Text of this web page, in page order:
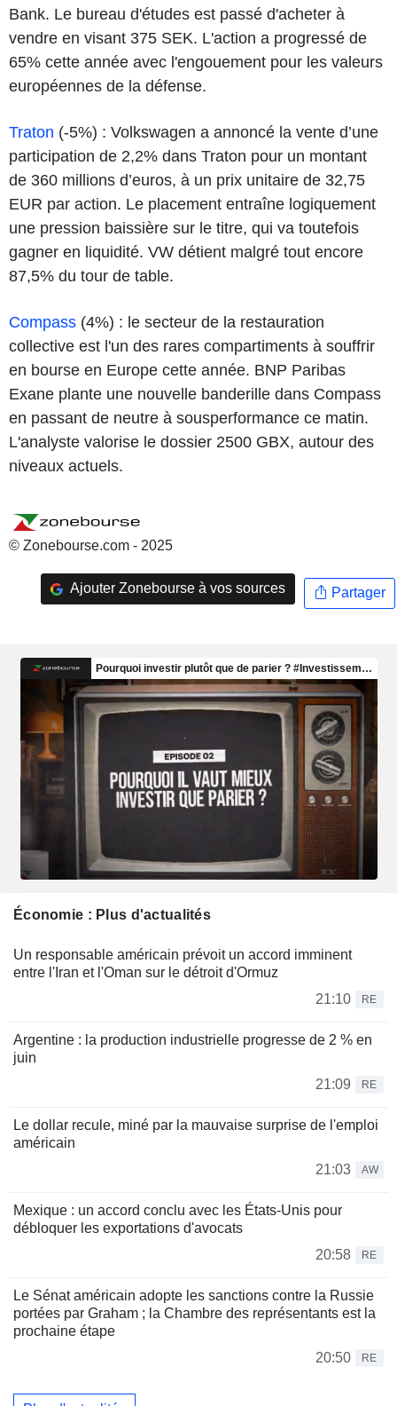
Bank. Le bureau d'études est passé d'acheter à
vendre en visant 375 SEK. L'action a progressé de
65% cette année avec l'engouement pour les valeurs
européennes de la défense.
Traton (-5%) : Volkswagen a annoncé la vente d’une
participation de 2,2% dans Traton pour un montant
de 360 millions d’euros, à un prix unitaire de 32,75
EUR par action. Le placement entraîne logiquement
une pression baissière sur le titre, qui va toutefois
gagner en liquidité. VW détient malgré tout encore
87,5% du tour de table.
Compass (4%) : le secteur de la restauration
collective est l'un des rares compartiments à souffrir
en bourse en Europe cette année. BNP Paribas
Exane plante une nouvelle banderille dans Compass
en passant de neutre à sousperformance ce matin.
L'analyste valorise le dossier 2500 GBX, autour des
niveaux actuels.
© Zonebourse.com - 2025
Ajouter Zonebourse à vos sources Partager
Économie : Plus d'actualités
Un responsable américain prévoit un accord imminent
entre l'Iran et l'Oman sur le détroit d'Ormuz
21:10
RE
Argentine : la production industrielle progresse de 2 % en
juin
21:09
RE
Le dollar recule, miné par la mauvaise surprise de l'emploi
américain
21:03
AW
Mexique : un accord conclu avec les États-Unis pour
débloquer les exportations d'avocats
20:58
RE
Le Sénat américain adopte les sanctions contre la Russie
portées par Graham ; la Chambre des représentants est la
prochaine étape
20:50
RE